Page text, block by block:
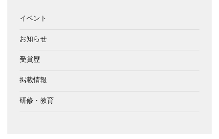
イベント
お知らせ
受賞歴
掲載情報
研修・教育